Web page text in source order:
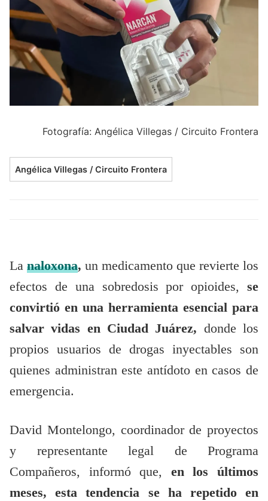
Fotografía: Angélica Villegas / Circuito Frontera
Angélica Villegas / Circuito Frontera
La naloxona, un medicamento que revierte los
efectos de una sobredosis por opioides, se
convirtió en una herramienta esencial para
salvar vidas en Ciudad Juárez, donde los
propios usuarios de drogas inyectables son
quienes administran este antídoto en casos de
emergencia.
David Montelongo, coordinador de proyectos
y representante legal de Programa
Compañeros, informó que, en los últimos
meses, esta tendencia se ha repetido en